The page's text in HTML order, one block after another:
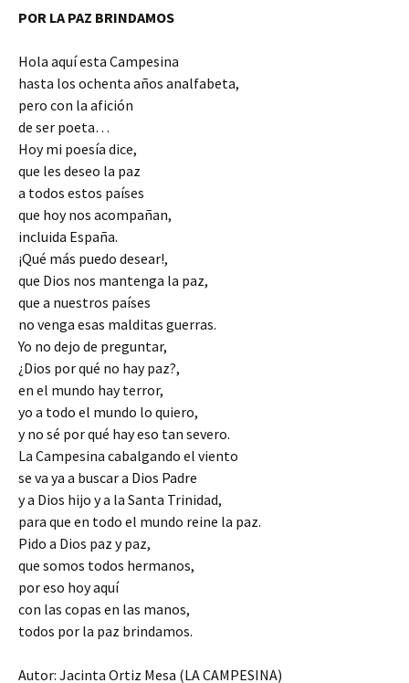
POR LA PAZ BRINDAMOS
Hola aquí esta Campesina
hasta los ochenta años analfabeta,
pero con la afición
de ser poeta…
Hoy mi poesía dice,
que les deseo la paz
a todos estos países
que hoy nos acompañan,
incluida España.
¡Qué más puedo desear!,
que Dios nos mantenga la paz,
que a nuestros países
no venga esas malditas guerras.
Yo no dejo de preguntar,
¿Dios por qué no hay paz?,
en el mundo hay terror,
yo a todo el mundo lo quiero,
y no sé por qué hay eso tan severo.
La Campesina cabalgando el viento
se va ya a buscar a Dios Padre
y a Dios hijo y a la Santa Trinidad,
para que en todo el mundo reine la paz.
Pido a Dios paz y paz,
que somos todos hermanos,
por eso hoy aquí
con las copas en las manos,
todos por la paz brindamos.
Autor: Jacinta Ortiz Mesa (LA CAMPESINA)